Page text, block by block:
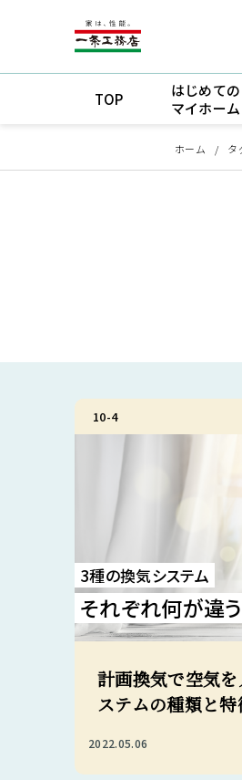
TOP
はじめての
マイホーム
ホーム タ
10-4
3種の換気システム
それぞれ何が違う
計画換気で空気
ステムの種類と
2022.05.06